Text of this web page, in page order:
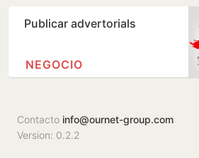
Publicar advertorials
NEGOCIO
Contacto info@ournet-group.com
Version: 0.2.2